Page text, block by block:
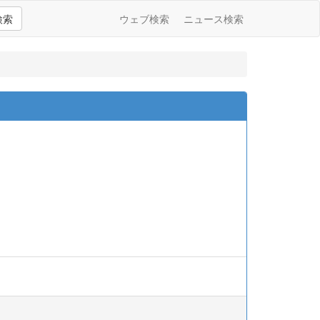
索 ウェブ検索 ニュース検索